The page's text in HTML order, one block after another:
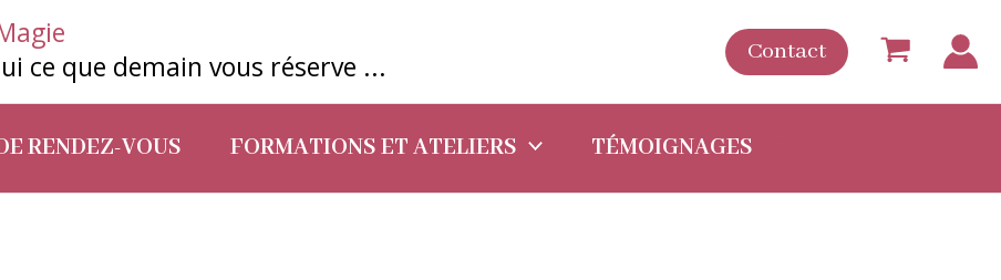
ce que demain vous réserve ...
Contact
RENDEZ-VOUS FORMATIONS ET ATELIERS TÉMOIGNAGES